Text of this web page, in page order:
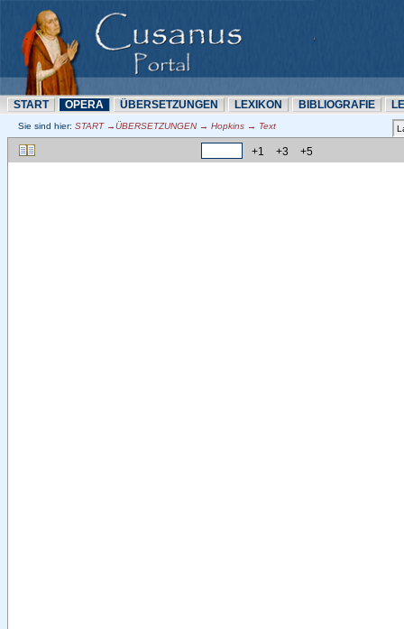
START OPERA ÜBERSETZUNN LEXIKON BIBLIOGRAFIE
Sie sind hier: START →ÜBERSETZUNN → Hopkins → Text
+1 +3 +5